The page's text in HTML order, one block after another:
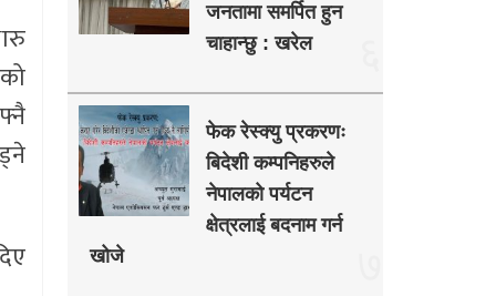
जनतामा समर्पित हुन
चाहान्छु : खरेल
फेक रेस्क्यु प्रकरणः
बिदेशी कम्पनिहरुले
नेपालको पर्यटन
क्षेत्रलाई बदनाम गर्न
खोजे